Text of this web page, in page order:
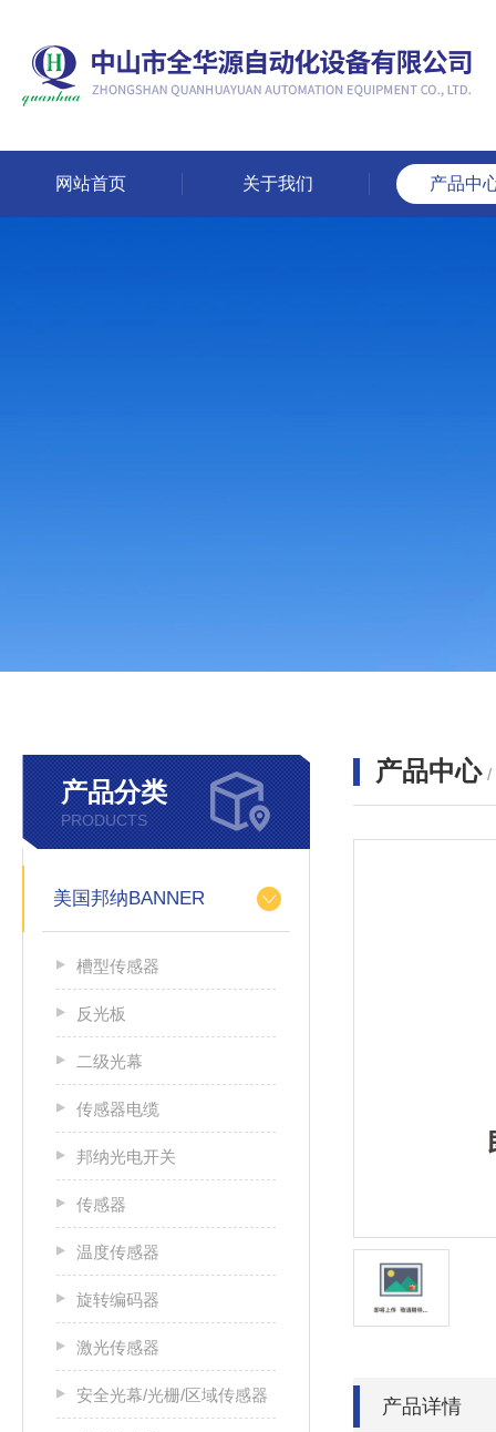
网站首页 关于我们 产品中
产品分类
PRODUCTS
美国邦纳BANNER
槽型传感器
反光板
二级光幕
传感器电缆
邦纳光电开关
传感器
温度传感器
旋转编码器
激光传感器
安全光幕/光栅/区域传感器
产品中心 /
产品详情